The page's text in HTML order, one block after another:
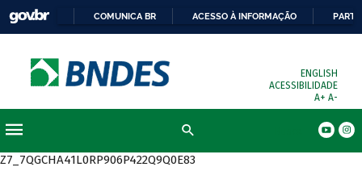
COMUNICA BR ACESSO À INFORMAÇÃO
ENGLISH
ACESSIBILIDADE
A+ A-
Z7_7QGCHA41L0RP906P422Q9Q0E83